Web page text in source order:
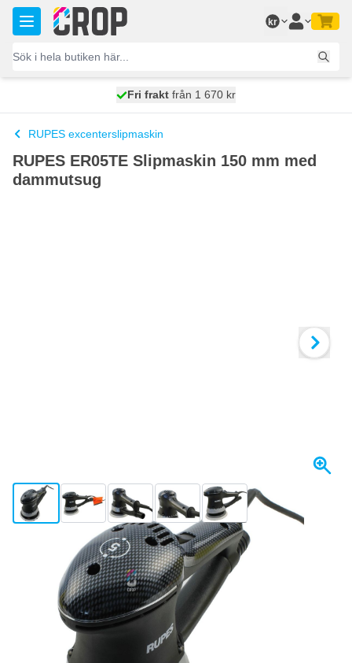
Hoppa till innehållet
kr
skickas idag
Fri frakt från 1 670 kr
100 dagars
RUPES excenterslipmaskin
RUPES ER05TE Slipmaskin 150 mm med
dammutsug
View larger imageView larger imageView larger imageView larger imageView larger image
+3
RUPES ER05TE Slipmaskin 150 mm med dammutsug
4 014, Inkl. moms